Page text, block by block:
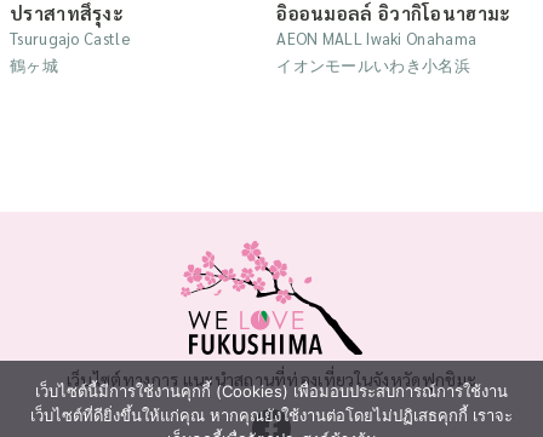
ปราสาทสึรุงะ
Tsurugajo Castle
鶴ヶ城
อิออนมอลล์ อิวากิโอนาฮามะ
AEON MALL Iwaki Onahama
イオンモールいわき小名浜
เว็บไซต์ทางการ แนะนำสถานที่ท่องเที่ยวในจังหวัดฟุกุชิมะ
เว็บไซต์นี้มีการใช้งานคุกกี้ (Cookies) เพื่อมอบประสบการณ์การใช้งาน
เว็บไซต์ที่ดียิ่งขึ้นให้แก่คุณ หากคุณยังใช้งานต่อโดยไม่ปฏิเสธคุกกี้ เราจะ